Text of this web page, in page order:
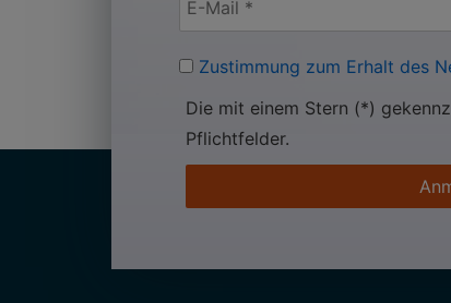
Zustimmung zum Erhalt des
Die mit einem Stern (*)
Pflichtfelder.